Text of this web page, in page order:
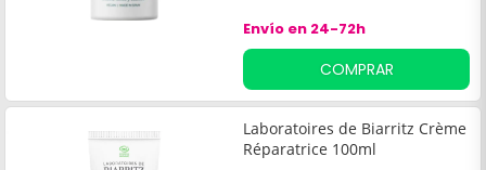
dermatitis atópica.
Envío en 24-72h
COMPRAR
Laboratoires de Biarritz Crème
Réparatrice 100ml